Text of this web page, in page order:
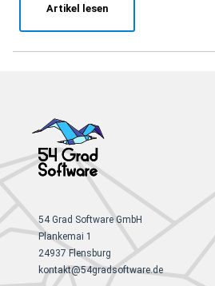
Artikel lesen
54 Grad Software GmbH
Plankemai 1
24937 Flensburg
kontakt@54gradsoftware.de